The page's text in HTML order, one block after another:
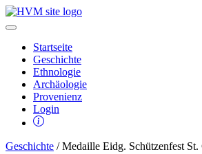
Startseite
Geschichte
Ethnologie
Archäologie
Provenienz
Login
Geschichte / Medaille Eidg. Schützenfest St.